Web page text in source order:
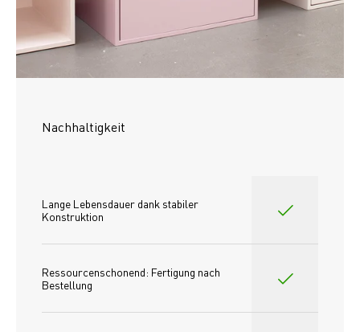
Nachhaltigkeit
Lange Lebensdauer dank stabiler
Konstruktion
Ressourcenschonend: Fertigung nach
Bestellung